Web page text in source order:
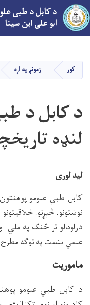
د کابل د طبی
ابو علی ابن سینا
کور زمونږ په اړه
د کابل د
لنډه
لید لوری
کابل طبي علومو
نوښتونو، څېړنو،
درلودلو تر څنګ په ملي
علمي بنست په توګه
ماموریت
د کابل طبي علومو